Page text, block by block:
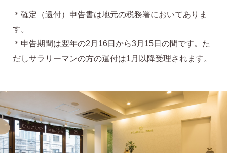
＊確定（還付）申告書は地元の税務署においてありま
す。
＊申告期間は翌年の2月16日から3月15日の間です。た
だしサラリーマンの方の還付は1月以降受理されます。